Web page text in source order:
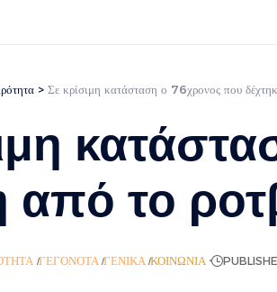
> Σε κρίσιμη κατάσταση ο 76χρονος που
από το
ΓΕΓΟΝΌΤΑ ΓΕΝΙΚΆ ΚΟΙΝΩΝΊΑ